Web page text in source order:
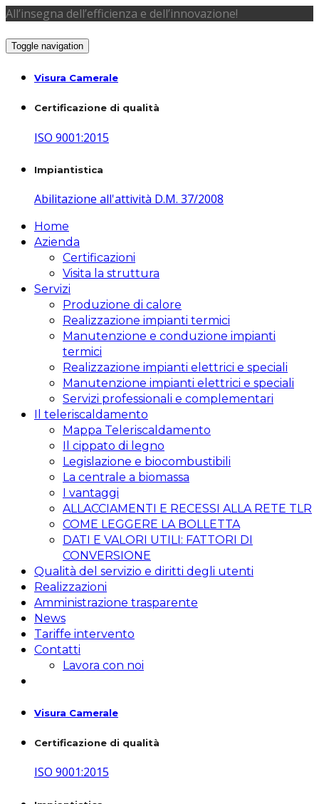
All’insegna dell’efficienza e dell’innovazione!
Toggle navigation
Visura Camerale
Certificazione di qualità
ISO 9001:2015
Impiantistica
Abilitazione all'attività D.M. 37/2008
Home
Azienda
Certificazioni
Visita la struttura
Servizi
Produzione di calore
Realizzazione impianti termici
Manutenzione e conduzione impianti
termici
Realizzazione impianti elettrici e speciali
Manutenzione impianti elettrici e speciali
Servizi professionali e complementari
Il teleriscaldamento
Mappa Teleriscaldamento
Il cippato di legno
Legislazione e biocombustibili
La centrale a biomassa
I vantaggi
ALLACCIAMENTI E RECESSI ALLA RETE TLR
COME LEGGERE LA BOLLETTA
DATI E VALORI UTILI: FATTORI DI
CONVERSIONE
Qualità del servizio e diritti degli utenti
Realizzazioni
Amministrazione trasparente
News
Tariffe intervento
Contatti
Lavora con noi
Visura Camerale
Certificazione di qualità
ISO 9001:2015